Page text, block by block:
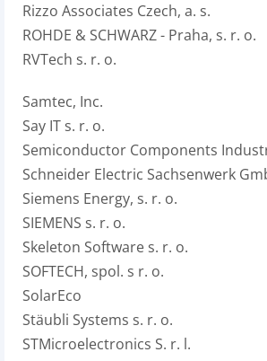
Rizzo Associates Czech, a. s.
ROHDE & SCHWARZ - Praha, s. r. o.
RVTech s. r. o.
Samtec, Inc.
Say IT s. r. o.
Semiconductor Components
Schneider Electric Sachsenwerk
Siemens Energy, s. r. o.
SIEMENS s. r. o.
Skeleton Software s. r. o.
SOFTECH, spol. s r. o.
SolarEco
Stäubli Systems s. r. o.
STMicroelectronics S. r. l.